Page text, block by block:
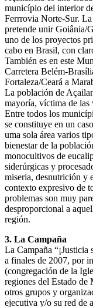
município del interior
Ferrrovia Norte-Sur.
pretende unir Goiânia/
uno de los proyectos
cabo en Brasil, con
También es en este
Carretera Belém-
Fortaleza/Ceará a
La población de
mayoría, víctima de las
Entre todos los
se constituye en un
uma sola área varios
bienestar de la
monocultivos de
siderúrgicas y
miseria, desnutrición y
contexto expresivo de
problemas son muy
desproporcional a
región.
3. La Campaña
La Campaña
a finales de 2007, por
(congregación de la
regiones del Estado de
otros grupos y
ejecutiva y/o su red de